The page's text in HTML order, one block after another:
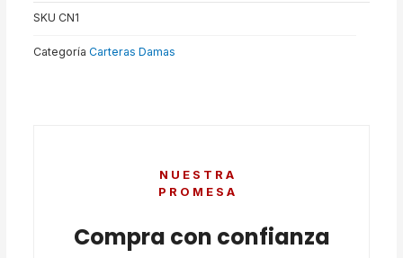
SKUCN1
Categoría Carteras Damas
NUESTRA
PROMESA
Compra con confianza